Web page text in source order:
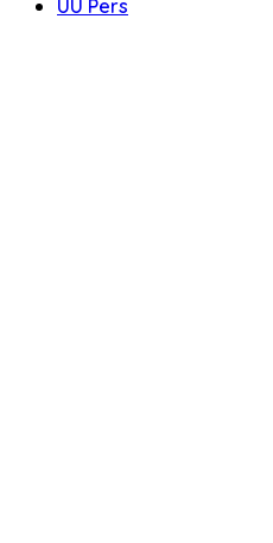
UU Pers